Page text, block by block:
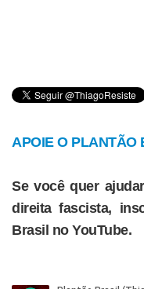
APOIE O PLANTÃO
Se você quer
direita fascista,
Brasil no YouTube.